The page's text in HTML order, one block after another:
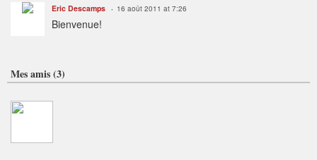
Eric Descamps 16 août 2011 at 7:26
Bienvenue!
Mes amis (3)